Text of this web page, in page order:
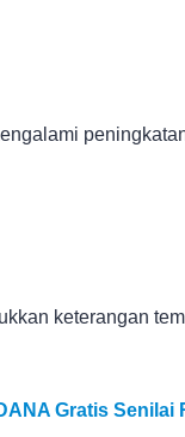
keterangan
Gratis Senilai